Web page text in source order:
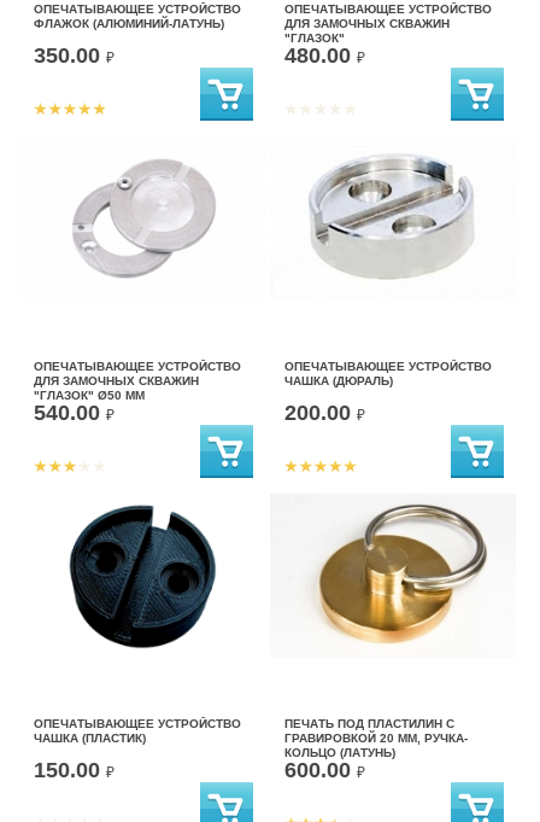
ОПЕЧАТЫВАЮЩЕЕ УСТРОЙСТВО
ФЛАЖОК (АЛЮМИНИЙ-ЛАТУНЬ)
350.00 ₽
ОПЕЧАТЫВАЮЩЕЕ УСТРОЙСТВО
ДЛЯ ЗАМОЧНЫХ СКВАЖИН
"ГЛАЗОК"
480.00 ₽
ОПЕЧАТЫВАЮЩЕЕ УСТРОЙСТВО
ДЛЯ ЗАМОЧНЫХ СКВАЖИН
"ГЛАЗОК" Ø50 ММ
540.00 ₽
ОПЕЧАТЫВАЮЩЕЕ УСТРОЙСТВО
ЧАШКА (ДЮРАЛЬ)
200.00 ₽
ОПЕЧАТЫВАЮЩЕЕ УСТРОЙСТВО
ЧАШКА (ПЛАСТИК)
150.00 ₽
ПЕЧАТЬ ПОД ПЛАСТИЛИН С
ГРАВИРОВКОЙ 20 ММ, РУЧКА-
КОЛЬЦО (ЛАТУНЬ)
600.00 ₽